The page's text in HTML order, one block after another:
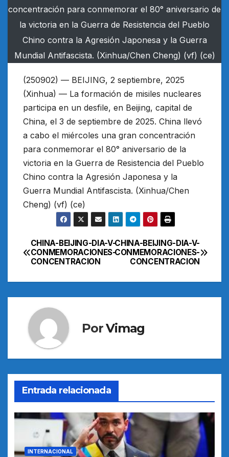
concentración para conmemorar el 80° aniversario de
la victoria en la Guerra de Resistencia del Pueblo
Chino contra la Agresión Japonesa y la Guerra
Mundial Antifascista. (Xinhua/Chen Cheng) (vf) (ce)
(250902) — BEIJING, 2 septiembre, 2025
(Xinhua) — La formación de misiles nucleares
participa en un desfile, en Beijing, capital de
China, el 3 de septiembre de 2025. China llevó
a cabo el miércoles una gran concentración
para conmemorar el 80° aniversario de la
victoria en la Guerra de Resistencia del Pueblo
Chino contra la Agresión Japonesa y la
Guerra Mundial Antifascista. (Xinhua/Chen
Cheng) (vf) (ce)
Navegación
de
CHINA-BEIJING-DIA-V-
CONMEMORACIONES-
CONCENTRACION
CHINA-BEIJING-DIA-V-
CONMEMORACIONES-
CONCENTRACION
PorVimag
Entrada relacionada
INTERNACIONAL